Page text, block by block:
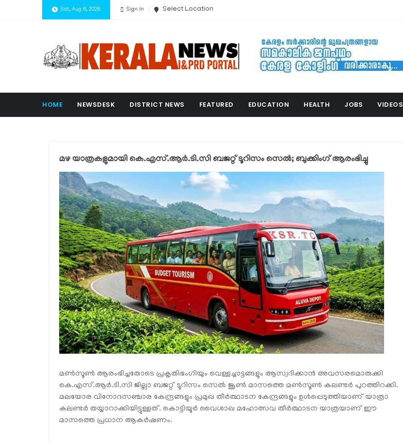
Sat, Aug 8, 2026 Sign In Select Location
HOME NEWSDESK DISTRICT NEWS FEATURED EDUCATION HEALTH JOBS VIDEOS
മഴ യാത്രകളുമായി കെ.എസ്.ആർ.ടി.സി ബജറ്റ് ടൂറിസം സെൽ; ബുക്കിംഗ് ആരംഭിച്ചു
മൺസൂൺ ആരംഭിച്ചതോടെ പ്രകൃതിഭംഗിയും വെള്ളച്ചാട്ടങ്ങളും ആസ്വദിക്കാൻ അവസരമൊരുക്കി
കെ.എസ്.ആർ.ടി.സി ജില്ലാ ബജറ്റ് ടൂറിസം സെൽ ജൂൺ മാസത്തെ മൺസൂൺ കലണ്ടർ പുറത്തിറക്കി.
മലയോര വിനോദസഞ്ചാര കേന്ദ്രങ്ങളും പ്രമുഖ തീർത്ഥാടന കേന്ദ്രങ്ങളും ഉൾപ്പെടുത്തിയാണ് യാത്രാ
കലണ്ടർ തയ്യാറാക്കിയിട്ടുള്ളത്. കൊട്ടിയൂർ വൈശാഖ മഹോത്സവ തീർത്ഥാടന യാത്രയാണ് ഈ
മാസത്തെ പ്രധാന ആകർഷണം.